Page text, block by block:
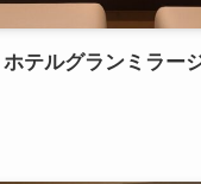
ホテルグランミラー